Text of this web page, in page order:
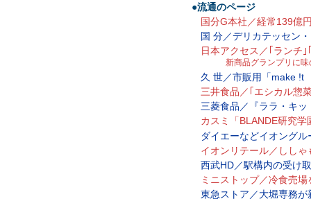
●流通のページ
国分G本社／経常139億
国 分／デリカテッセン
日本アクセス／｢ランチ
新商品グランプリに味の
久 世／市販用「make !t
三井食品／｢エシカル惣
三菱食品／『ララ・キッ
カスミ「BLANDE研究学
ダイエーなどイオング
イオンリテール／しし
西武HD／駅構内の受け
ミニストップ／冷食売
東急ストア／大堀専務が